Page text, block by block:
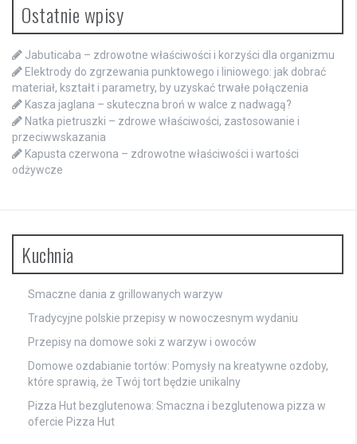
Ostatnie wpisy
Jabuticaba – zdrowotne właściwości i korzyści dla organizmu
Elektrody do zgrzewania punktowego i liniowego: jak dobrać
materiał, kształt i parametry, by uzyskać trwałe połączenia
Kasza jaglana – skuteczna broń w walce z nadwagą?
Natka pietruszki – zdrowe właściwości, zastosowanie i
przeciwwskazania
Kapusta czerwona – zdrowotne właściwości i wartości
odżywcze
Kuchnia
Smaczne dania z grillowanych warzyw
Tradycyjne polskie przepisy w nowoczesnym wydaniu
Przepisy na domowe soki z warzyw i owoców
Domowe ozdabianie tortów: Pomysły na kreatywne ozdoby,
które sprawią, że Twój tort będzie unikalny
Pizza Hut bezglutenowa: Smaczna i bezglutenowa pizza w
ofercie Pizza Hut